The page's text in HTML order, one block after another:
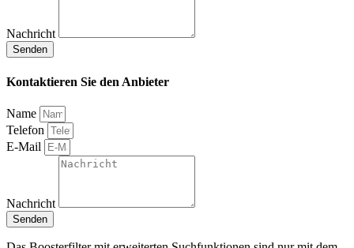
Nachricht
Senden
Kontaktieren Sie den Anbieter
Name
Telefon
E-Mail
Nachricht
Senden